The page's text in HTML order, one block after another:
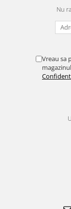
Nu
Vreau sa